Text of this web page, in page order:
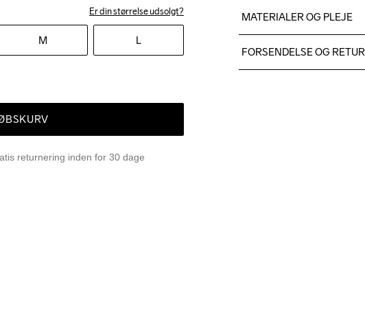
Er din størrelse udsolgt?
M L
returnering inden for 30 dage
MATERIALER OG PLEJE
Lower back body: 100%
FORSENDELSE OG